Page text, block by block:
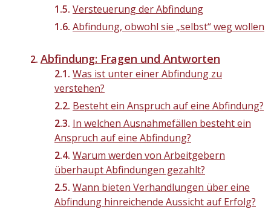
Versteuerung der Abfindung
Abfindung, obwohl sie „selbst“ weg wollen
Abfindung: Fragen und Antworten
Was ist unter einer Abfindung zu
verstehen?
Besteht ein Anspruch auf eine Abfindung?
In welchen Ausnahmefällen besteht ein
Anspruch auf eine Abfindung?
Warum werden von Arbeitgebern
überhaupt Abfindungen gezahlt?
Wann bieten Verhandlungen über eine
Abfindung hinreichende Aussicht auf Erfolg?